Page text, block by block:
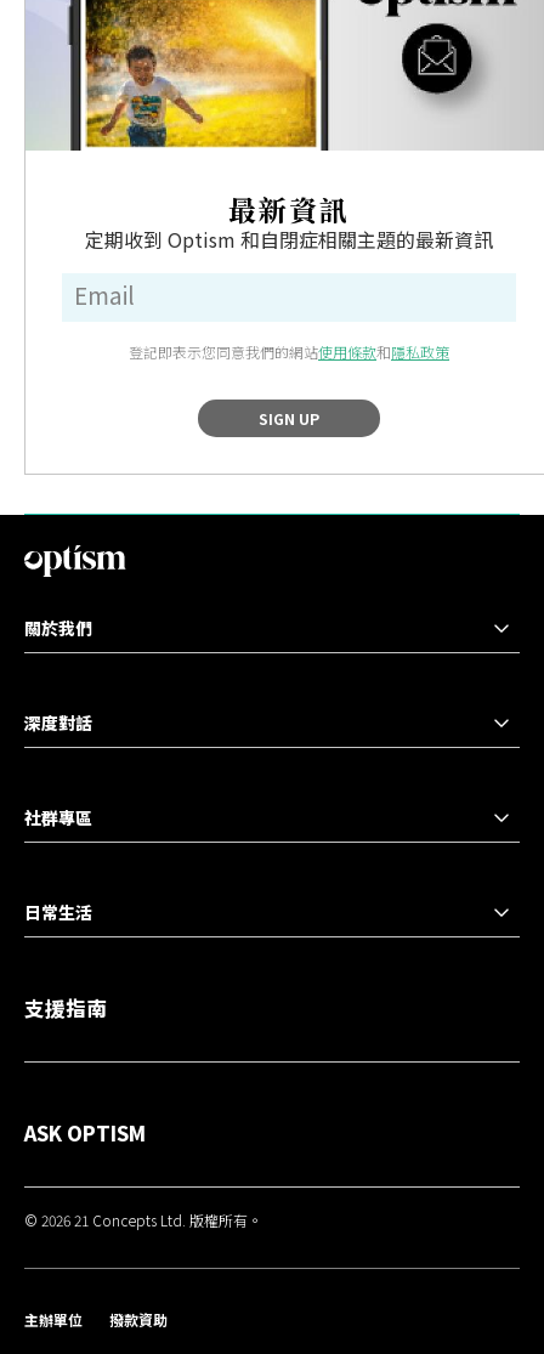
最新資訊
定期收到 Optism 和自閉症相關主題的最新資訊
登記即表示您同意我們的網站使用條款和隱私政策
SIGN UP
關於我們
深度對話
社群專區
日常生活
支援指南
ASK OPTISM
© 2026 21 Concepts Ltd. 版權所有。
主辦單位 撥款資助